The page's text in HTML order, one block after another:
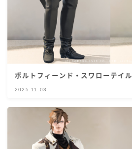
ボルトフィーンド・スワローテイル
2025.11.03